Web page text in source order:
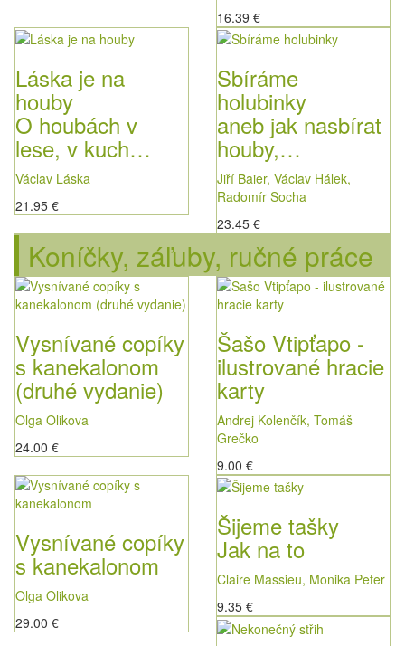
16.39 €
Láska je na
houby
O houbách v
lese, v kuch…
Václav Láska
21.95 €
Sbíráme
holubinky
aneb jak nasbírat
houby,…
Jiří Baier, Václav Hálek,
Radomír Socha
23.45 €
Koníčky, záľuby, ručné práce
Vysnívané copíky
s kanekalonom
(druhé vydanie)
Olga Olikova
24.00 €
Šašo Vtipťapo -
ilustrované hracie
karty
Andrej Kolenčík, Tomáš
Grečko
9.00 €
Vysnívané copíky
s kanekalonom
Olga Olikova
29.00 €
Šijeme tašky
Jak na to
Claire Massieu, Monika Peter
9.35 €